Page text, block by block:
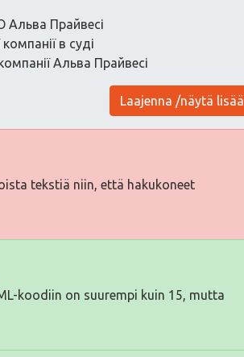
Альва Прайвесі
в суді
Альва Прайвесі
Laajenna /näytä lisää
tekstiä niin, että hakukoneet
koodiin on suurempi kuin 15, mutta